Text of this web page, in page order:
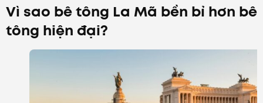
Vì sao bê tông La Mã bền bỉ hơn bê
tông hiện đại?